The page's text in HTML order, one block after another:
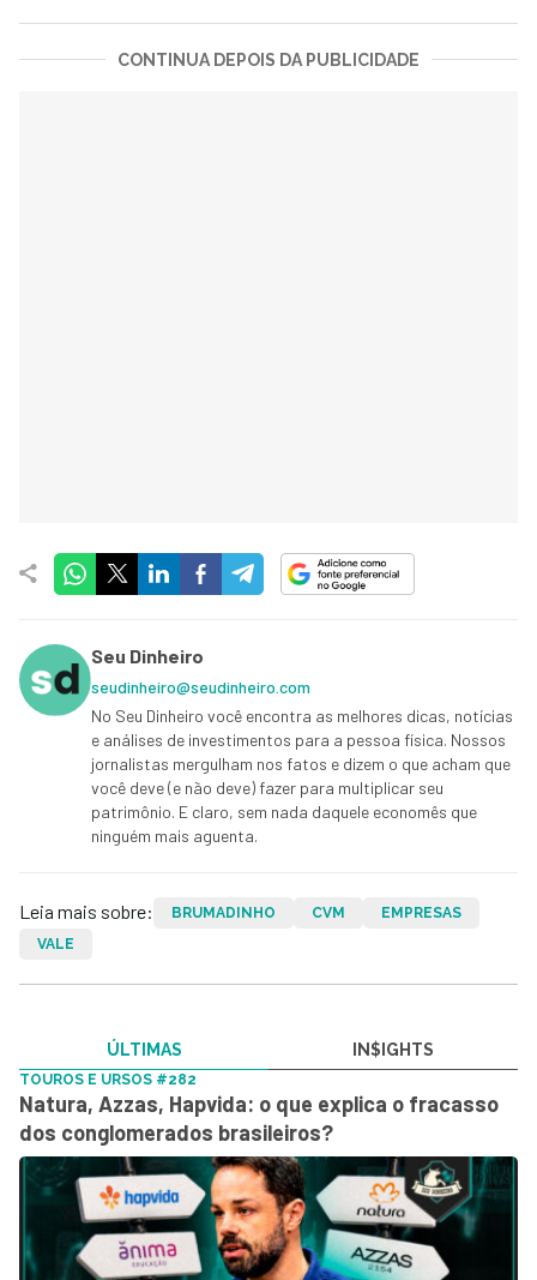
CONTINUA DEPOIS DA PUBLICIDADE
Seu Dinheiro
seudinheiro@seudinheiro.com
No Seu Dinheiro você encontra as melhores dicas, notícias
e análises de investimentos para a pessoa física. Nossos
jornalistas mergulham nos fatos e dizem o que acham que
você deve (e não deve) fazer para multiplicar seu
patrimônio. E claro, sem nada daquele economês que
ninguém mais aguenta.
Leia mais sobre: BRUMADINHO CVM
EMPRESAS
VALE
ÚLTIMAS IN$IGHTS
TOUROS E URSOS #282
Natura, Azzas, Hapvida: o que explica o fracasso
dos conglomerados brasileiros?